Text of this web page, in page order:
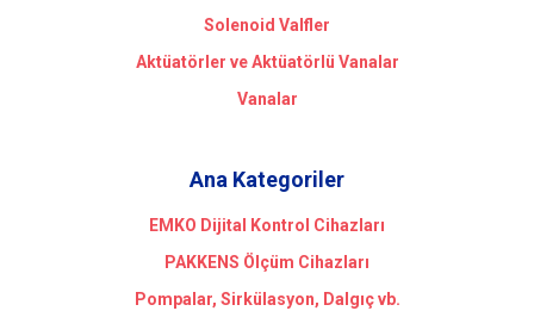
Solenoid Valfler
Aktüatörler ve Aktüatörlü Vanalar
Vanalar
Ana Kategoriler
EMKO Dijital Kontrol Cihazları
PAKKENS Ölçüm Cihazları
Pompalar, Sirkülasyon, Dalgıç vb.